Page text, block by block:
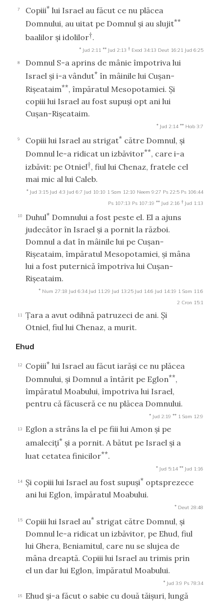
7 Copiii* lui Israel au făcut ce nu plăcea
Domnului, au uitat pe Domnul şi au slujit**
baalilor şi idolilor†.
* Jud 2:11 ** Jud 2:13 † Exod 34:13 Deut 16:21 Jud 6:25
8
Domnul S-a aprins de mânie împotriva lui
Israel şi i-a vândut* în mâinile lui Cuşan-
Rişeataim**, împăratul Mesopotamiei. Şi
copiii lui Israel au fost supuşi opt ani lui
Cuşan-Rişeataim.
* Jud 2:14 ** Hab 3:7
9 Copiii lui Israel au strigat* către Domnul, şi
Domnul le-a ridicat un izbăvitor**, care i-a
izbăvit: pe Otniel†, fiul lui Chenaz, fratele cel
mai mic al lui Caleb.
* Jud 3:15 Jud 4:3 Jud 6:7 Jud 10:10 1 Sam 12:10 Neem 9:27 Ps 22:5 Ps 106:44
Ps 107:13 Ps 107:19 ** Jud 2:16 † Jud 1:13
10 Duhul* Domnului a fost peste el. El a ajuns
judecător în Israel şi a pornit la război.
Domnul a dat în mâinile lui pe Cuşan-
Rişeataim, împăratul Mesopotamiei, şi mâna
lui a fost puternică împotriva lui Cuşan-
Rişeataim.
* Num 27:18 Jud 6:34 Jud 11:29 Jud 13:25 Jud 14:6 Jud 14:19 1 Sam 11:6
2 Cron 15:1
11
Ţara a avut odihnă patruzeci de ani. Şi
Otniel, fiul lui Chenaz, a murit.
Ehud
12 Copiii* lui Israel au făcut iarăşi ce nu plăcea
Domnului, şi Domnul a întărit pe Eglon**,
împăratul Moabului, împotriva lui Israel,
pentru că făcuseră ce nu plăcea Domnului.
* Jud 2:19 ** 1 Sam 12:9
13
Eglon a strâns la el pe fiii lui Amon şi pe
amaleciţi* şi a pornit. A bătut pe Israel şi a
luat cetatea finicilor**.
* Jud 5:14 ** Jud 1:16
14 Şi copiii lui Israel au fost supuşi* optsprezece
ani lui Eglon, împăratul Moabului.
* Deut 28:48
15 Copiii lui Israel au* strigat către Domnul, şi
Domnul le-a ridicat un izbăvitor, pe Ehud, fiul
lui Ghera, Beniamitul, care nu se slujea de
mâna dreaptă. Copiii lui Israel au trimis prin
el un dar lui Eglon, împăratul Moabului.
* Jud 3:9 Ps 78:34
16
Ehud şi-a făcut o sabie cu două tăişuri, lungă